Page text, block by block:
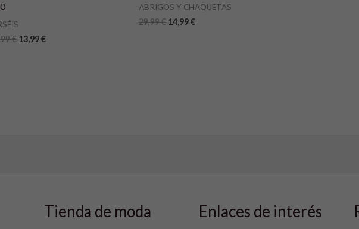
€ 13,99€
ABRIGOS Y CHAQUETAS
29,99€ 14,99€
Tienda de moda Enlaces de interés